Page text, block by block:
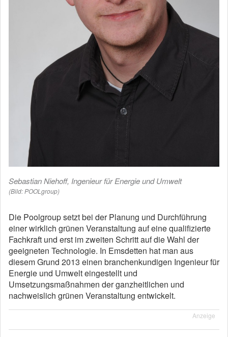
Sebastian Niehoff, Ingenieur für Energie und Umwelt
(Bild: POOLgroup)
Die Poolgroup setzt bei der Planung und Durchführung
einer wirklich grünen Veranstaltung auf eine qualifizierte
Fachkraft und erst im zweiten Schritt auf die Wahl der
geeigneten Technologie. In Emsdetten hat man aus
diesem Grund 2013 einen branchenkundigen Ingenieur für
Energie und Umwelt eingestellt und
Umsetzungsmaßnahmen der ganzheitlichen und
nachweislich grünen Veranstaltung entwickelt.
Anzeige